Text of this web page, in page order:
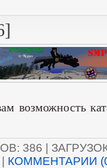
возможность
386 |
| КОММЕНТАРИИ